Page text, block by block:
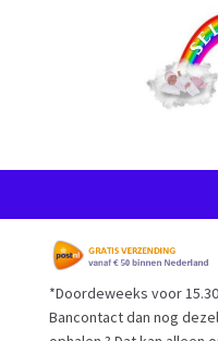
naar
navigatie
inhoud
Startpagina
Voorwaarden
*Doordeweeks voor
Bancontact dan nog